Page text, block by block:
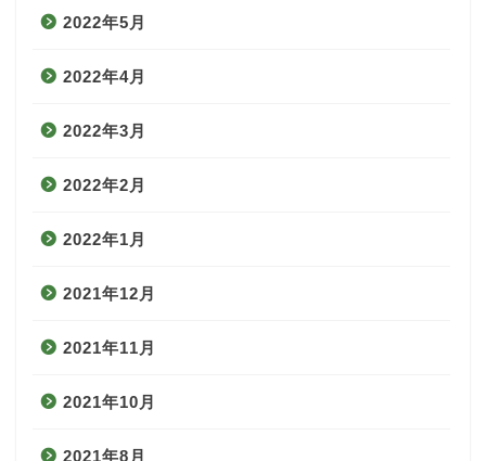
2022年5月
2022年4月
2022年3月
2022年2月
2022年1月
2021年12月
2021年11月
2021年10月
2021年8月